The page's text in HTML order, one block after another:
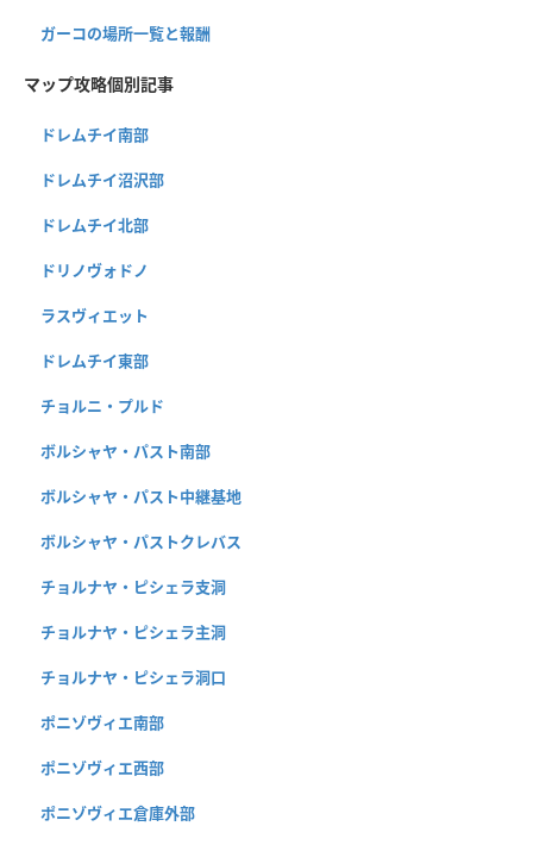
ガーコの場所一覧と報酬
マップ攻略個別記事
ドレムチイ南部
ドレムチイ沼沢部
ドレムチイ北部
ドリノヴォドノ
ラスヴィエット
ドレムチイ東部
チョルニ・プルド
ボルシャヤ・パスト南部
ボルシャヤ・パスト中継基地
ボルシャヤ・パストクレバス
チョルナヤ・ピシェラ支洞
チョルナヤ・ピシェラ主洞
チョルナヤ・ピシェラ洞口
ポニゾヴィエ南部
ポニゾヴィエ西部
ポニゾヴィエ倉庫外部